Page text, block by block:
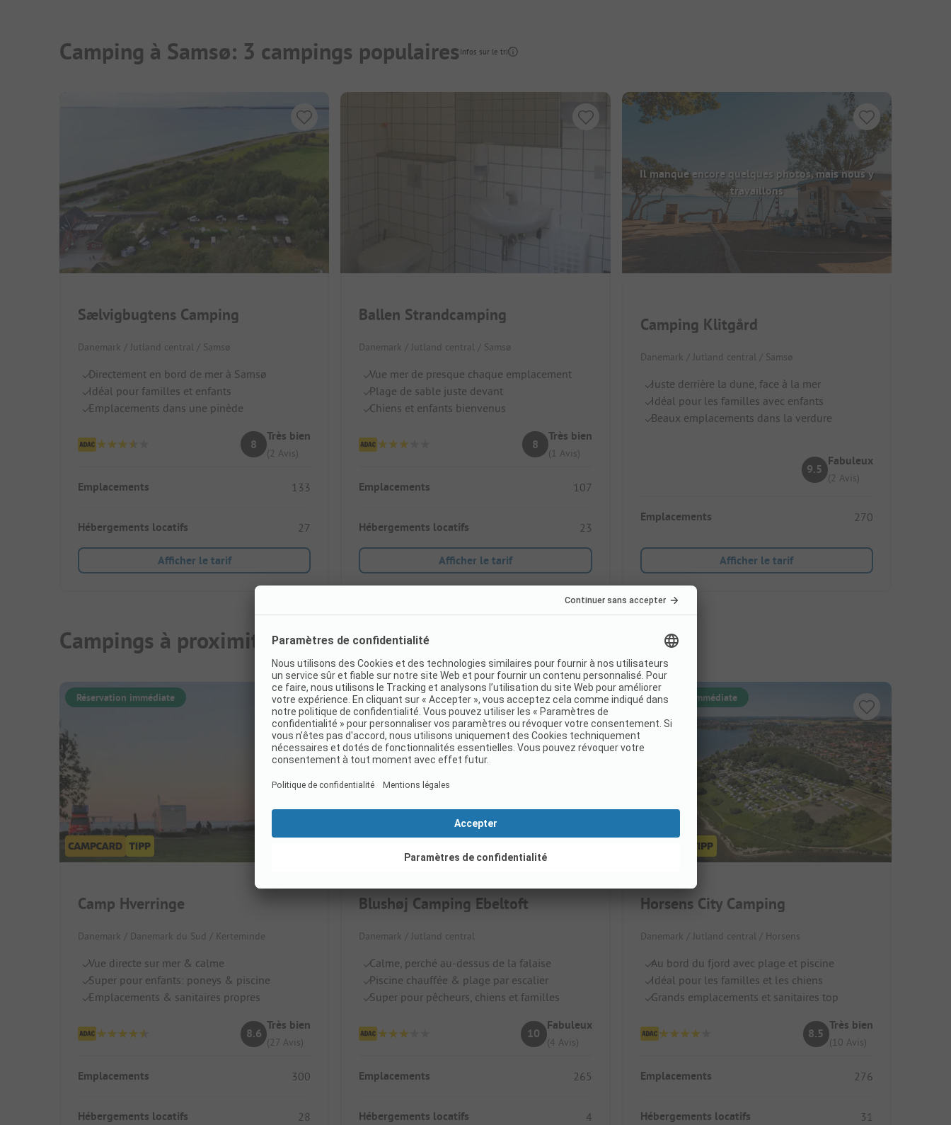
Camping à Samsø: 3 campings populaires Infos sur le tri
Sælvigbugtens Camping
Danemark / Jutland central / Samsø
Directement en bord de mer à Samsø
Idéal pour familles et enfants
Emplacements dans une pinède
8
Très bien
(2 Avis)
Emplacements 133
Hébergements locatifs 27
Afficher le tarif
Ballen Strandcamping
Danemark / Jutland central / Samsø
Vue mer de presque chaque emplacement
Plage de sable juste devant
Chiens et enfants bienvenus
8
Très bien
(1 Avis)
Emplacements 107
Hébergements locatifs 23
Afficher le tarif
Il manque encore quelques photos, mais nous y
travaillons
Camping Klitgård
Danemark / Jutland central / Samsø
Juste derrière la dune, face à la mer
Idéal pour les familles avec enfants
Beaux emplacements dans la verdure
9.5
Fabuleux
(2 Avis)
Emplacements 270
Afficher le tarif
Campings à proximité
Réservation immédiate
Camp Hverringe
Danemark / Danemark du Sud / Kerteminde
Vue directe sur mer & calme
Super pour enfants: poneys & piscine
Emplacements & sanitaires propres
8.6
Très bien
(27 Avis)
Emplacements 300
Hébergements locatifs 28
Réservation immédiate
Blushøj Camping Ebeltoft
Danemark / Jutland central
Calme, perché au-dessus de la falaise
Piscine chauffée & plage par escalier
Super pour pêcheurs, chiens et familles
10
Fabuleux
(4 Avis)
Emplacements 265
Hébergements locatifs 4
Réservation immédiate
Horsens City Camping
Danemark / Jutland central / Horsens
Au bord du fjord avec plage et piscine
Idéal pour les familles et les chiens
Grands emplacements et sanitaires top
8.5
Très bien
(10 Avis)
Emplacements 276
Hébergements locatifs 31